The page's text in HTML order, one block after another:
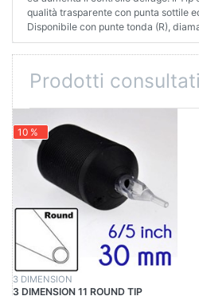
qualità trasparente con punta sottile
Disponibile con punte tonda (R),
Prodotti
10 %
3 DIMENSION
3 DIMENSION 11 ROUND TIP